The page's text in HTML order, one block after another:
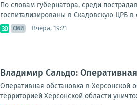
По словам губернатора, среди
госпитализированы в Скадовскую ЦРБ в
СМИ Вчера, 19:21
Владимир Сальдо:
Оперативная обстановка в
территорией Херсонской области